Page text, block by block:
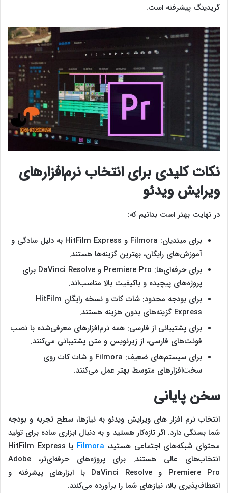
گریدینگ پیشرفته است.
نکات کلیدی برای انتخاب نرم‌افزارهای
ویرایش ویدئو
در نهایت بهتر است بدانیم که:
برای مبتدیان: Filmora و HitFilm Express به دلیل سادگی و
آموزش‌های رایگان، بهترین گزینه‌ها هستند.
برای حرفه‌ای‌ها: Premiere Pro و DaVinci Resolve برای
پروژه‌های پیچیده و باکیفیت بالا مناسب‌اند.
برای بودجه محدود: شات کات و نسخه رایگان HitFilm
Express گزینه‌های بدون هزینه هستند.
برای پشتیبانی از فارسی: همه نرم‌افزارهای معرفی‌شده با نصب
فونت‌های فارسی، از زیرنویس و متن پشتیبانی می‌کنند.
برای سیستم‌های ضعیف: Filmora و شات کات روی
سخت‌افزارهای متوسط بهتر عمل می‌کنند.
سخن پایانی
انتخاب نرم‌ افزار های ویرایش ویدئو به نیازها، سطح تجربه و بودجه
شما بستگی دارد. اگر تازه‌کار هستید و به دنبال ابزاری ساده برای تولید
محتوای شبکه‌های اجتماعی هستید، Filmora
یا HitFilm Express
انتخاب‌های عالی هستند. برای پروژه‌های حرفه‌ای‌تر، Adobe
Premiere Pro و DaVinci Resolve با ابزارهای پیشرفته و
انعطاف‌پذیری بالا، نیازهای شما را برآورده می‌کنند.